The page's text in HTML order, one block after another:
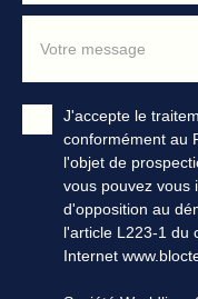
Votre message
J'accepte le
conformément au
l'objet de
vous pouvez vous
d'opposition au
l'article L223-1 du
Internet